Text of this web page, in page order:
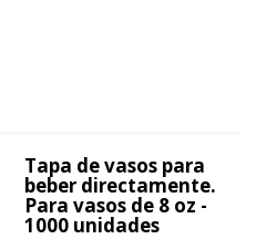
Tapa de vasos para
beber directamente.
Para vasos de 8 oz -
1000 unidades